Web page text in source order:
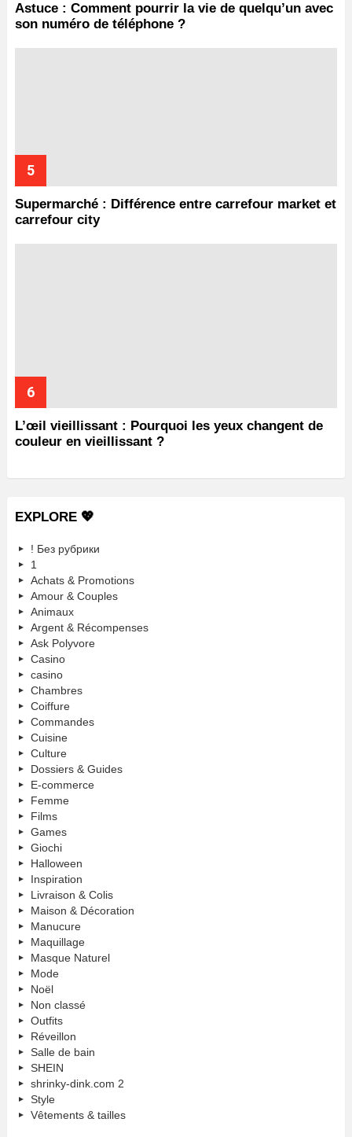
Astuce : Comment pourrir la vie de quelqu’un avec
son numéro de téléphone ?
Supermarché : Différence entre carrefour market et
carrefour city
L’œil vieillissant : Pourquoi les yeux changent de
couleur en vieillissant ?
EXPLORE 💖
! Без рубрики
1
Achats & Promotions
Amour & Couples
Animaux
Argent & Récompenses
Ask Polyvore
Casino
casino
Chambres
Coiffure
Commandes
Cuisine
Culture
Dossiers & Guides
E-commerce
Femme
Films
Games
Giochi
Halloween
Inspiration
Livraison & Colis
Maison & Décoration
Manucure
Maquillage
Masque Naturel
Mode
Noël
Non classé
Outfits
Réveillon
Salle de bain
SHEIN
shrinky-dink.com 2
Style
Vêtements & tailles